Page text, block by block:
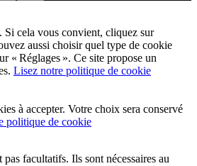
Si cela vous convient, cliquez sur
aussi choisir quel type de cookie
« Réglages ». Ce site propose un
Lisez notre politique de cookie
à accepter. Votre choix sera conservé
politique de cookie
pas facultatifs. Ils sont nécessaires au